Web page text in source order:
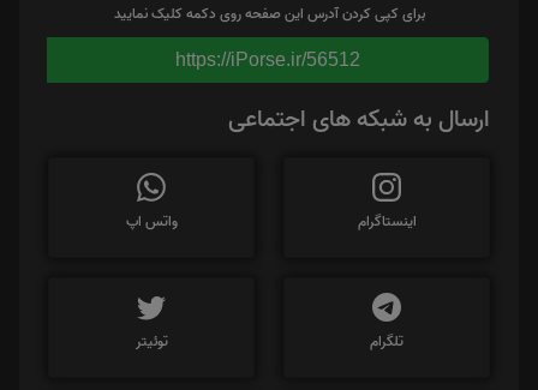
برای کپی کردن آدرس این صفحه روی دکمه کلیک نمایید
https://iPorse.ir/56512
ارسال به شبکه های اجتماعی
اینستاگرام واتس اپ
تلگرام توئیتر